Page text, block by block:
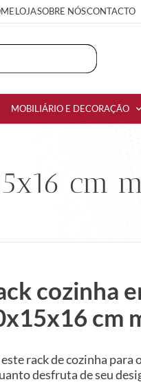
LOJASOBRE NÓSCONTACTO
MOBILIÁRIO E DECORAÇÃO
cm
cozinha
cm
este rack de cozinha para
desfruta de seu